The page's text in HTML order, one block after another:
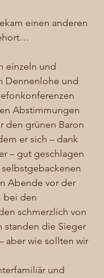
einen anderen
einzeln und
Dennenlohe und
Abstimmungen
den grünen Baron
er sich – dank
– gut geschlagen
Abende vor der
bei den
schmerzlich von
standen die Sieger
aber wie sollten wir
und